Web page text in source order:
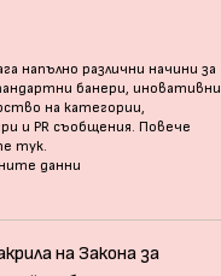
напълно различни начини за
банери, иновативни
на категории,
и PR съобщения. Повече
тук.
данни
на Закона за